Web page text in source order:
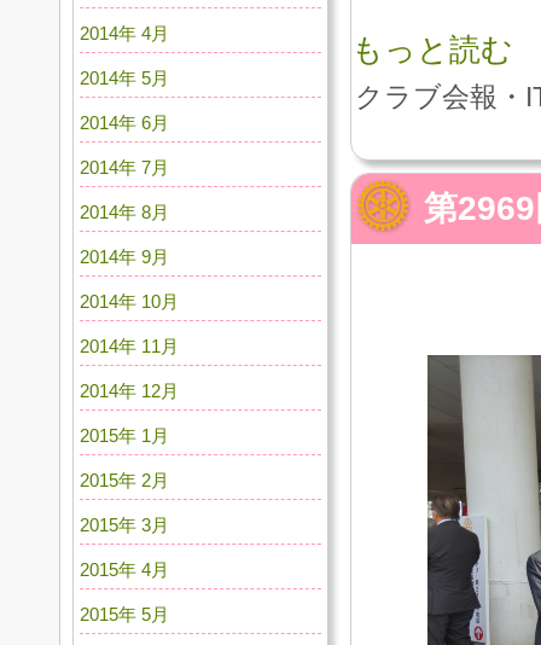
もっと読む
クラブ会報・
第
2014年 4月
2014年 5月
2014年 6月
2014年 7月
2014年 8月
2014年 9月
2014年 10月
2014年 11月
2014年 12月
2015年 1月
2015年 2月
2015年 3月
2015年 4月
2015年 5月